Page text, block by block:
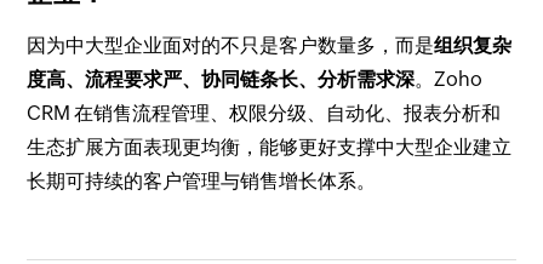
因为中大型企业面对的不只是客户数量多，而是组织复杂
度高、流程要求严、协同链条长、分析需求深。Zoho
CRM 在销售流程管理、权限分级、自动化、报表分析和
生态扩展方面表现更均衡，能够更好支撑中大型企业建立
长期可持续的客户管理与销售增长体系。